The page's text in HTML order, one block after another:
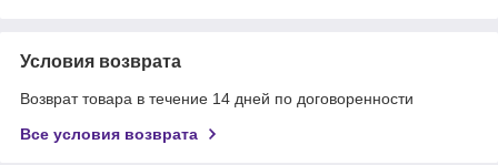
Условия возврата
Возврат товара в течение 14 дней по договоренности
Все условия возврата